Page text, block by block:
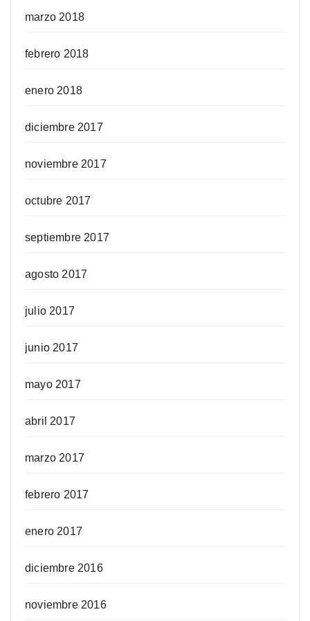
marzo 2018
febrero 2018
enero 2018
diciembre 2017
noviembre 2017
octubre 2017
septiembre 2017
agosto 2017
julio 2017
junio 2017
mayo 2017
abril 2017
marzo 2017
febrero 2017
enero 2017
diciembre 2016
noviembre 2016